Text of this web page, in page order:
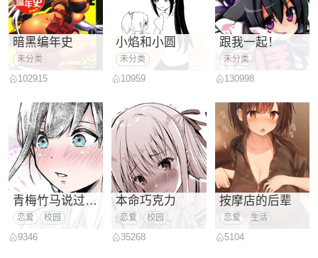
暗黑编年史
未分类
102915
小焰和小圆
未分类
10959
跟我一起！
未分类
130998
青梅竹马说过气流行语的故事
恋爱 校园
9346
本命巧克力
恋爱 校园
35268
按摩店的后辈
恋爱 生活
5104